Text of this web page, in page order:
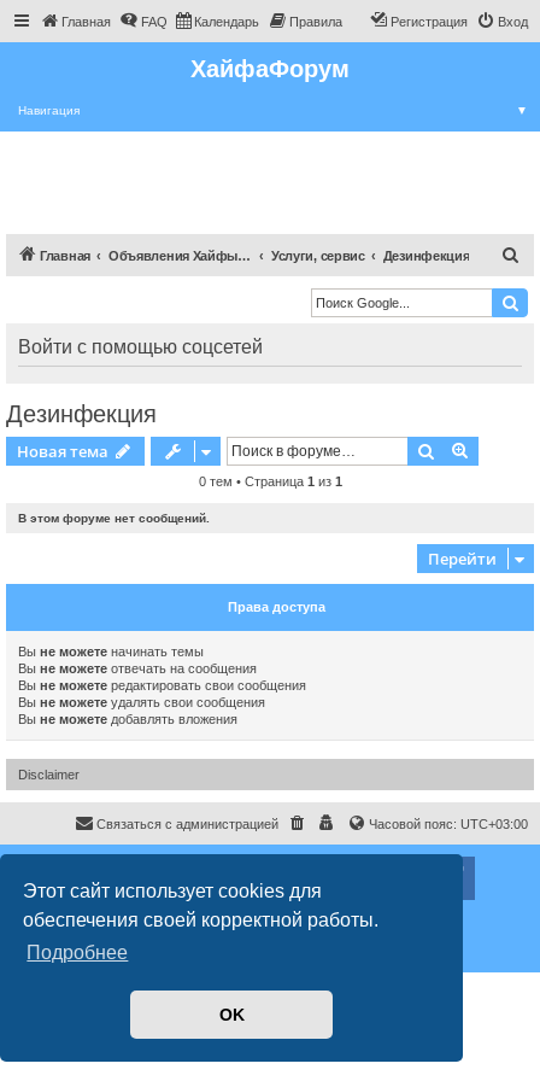
Этот сайт использует cookies для
обеспечения своей корректной работы.
Подробнее
OK
Главная FAQ Календарь Правила Вход
Регистрация
ХайфаФорум
Навигация ▼
Главная Объявления Хайфы и крайот Услуги, сервис Дезинфекция
и
к
Войти с помощью соцсетей
Дезинфекция
Новая тема Поиск
0 тем • Страница 1 из 1
В этом форуме нет сообщений.
Перейти
Права доступа
Вы не можете начинать темы
Вы не можете отвечать на сообщения
Вы не можете редактировать свои сообщения
Вы не можете удалять свои сообщения
Вы не можете добавлять вложения
Disclaimer
Часовой пояс: UTC+03:00
Связаться с администрацией
Создано на основеphpBB® Forum Software © phpBB Limited
Русская поддержка phpBB
Конфиденциальность